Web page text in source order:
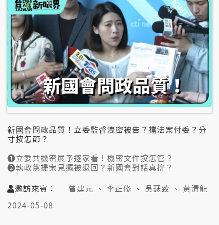
#大罷免 #倒閣 #在野黨
#國民黨 #民進黨 #在野峰會
＝＝＝＝＝＝＝＝＝＝＝＝＝＝＝＝＝＝＝＝＝
👇用台語看世界，愛看台灣新眼界
https://www.taigitv.org.tw/tnv
🔔訂閱台灣新眼界YT：https://www.youtube.com/c/
台灣新眼界
📺️公視台語台：有線/MOD14頻道/數位6頻道
首播 拜一到拜四22:00
重播 隔日01:00、10:00
新國會問政品質！立委監督洩密被告？擋法案付委？分
寸按怎節？
➊立委共機密展予逐家看！機密文件按怎管？
➋執政黨提案見擺被退回？新國會對話真拚？
➍在野報鳥鼠仔冤！新民意變衝突來源僫解？
👤邀訪來賓：
曾建元（公民監督國會聯盟理事長）
邀訪來賓：
曾建元 、 李正修 、 吳瑟致 、 黃清龍
2024-05-08